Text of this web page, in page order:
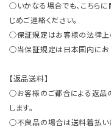
○いかなる場合でも、こちら
じめご連絡ください。
○保証規定はお客様の法律上
○当保証規定は日本国内にお
【返品送料】
○お客様のご都合による返品
します。
○不良品の場合は送料着払い